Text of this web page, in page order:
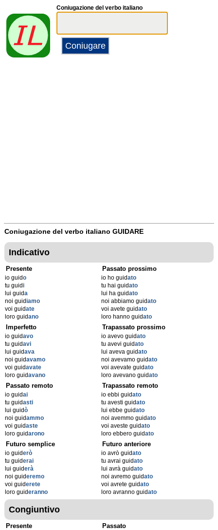
Coniugazione del verbo italiano
Coniugazione del verbo italiano GUIDARE
Indicativo
Presente
io guido
tu guidi
lui guida
noi guidiamo
voi guidate
loro guidano
Passato prossimo
io ho guidato
tu hai guidato
lui ha guidato
noi abbiamo guidato
voi avete guidato
loro hanno guidato
Imperfetto
io guidavo
tu guidavi
lui guidava
noi guidavamo
voi guidavate
loro guidavano
Trapassato prossimo
io avevo guidato
tu avevi guidato
lui aveva guidato
noi avevamo guidato
voi avevate guidato
loro avevano guidato
Passato remoto
io guidai
tu guidasti
lui guidò
noi guidammo
voi guidaste
loro guidarono
Trapassato remoto
io ebbi guidato
tu avesti guidato
lui ebbe guidato
noi avemmo guidato
voi aveste guidato
loro ebbero guidato
Futuro semplice
io guiderò
tu guiderai
lui guiderà
noi guideremo
voi guiderete
loro guideranno
Futuro anteriore
io avrò guidato
tu avrai guidato
lui avrà guidato
noi avremo guidato
voi avrete guidato
loro avranno guidato
Congiuntivo
Presente Passato